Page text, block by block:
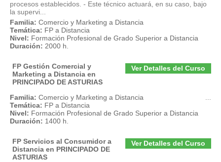
procesos establecidos. - Este técnico actuará, en su caso, bajo
la supervi...
Familia: Comercio y Marketing a Distancia
Temática: FP a Distancia
Nivel: Formación Profesional de Grado Superior a Distancia
Duración: 2000 h.
Ver Detalles del Curso
FP Gestión Comercial y
Marketing a Distancia en
PRINCIPADO DE ASTURIAS
Familia: Comercio y Marketing a Distancia
Temática: FP a Distancia
Nivel: Formación Profesional de Grado Superior a Distancia
Duración: 1400 h.
Ver Detalles del Curso
FP Servicios al Consumidor a
Distancia en PRINCIPADO DE
ASTURIAS